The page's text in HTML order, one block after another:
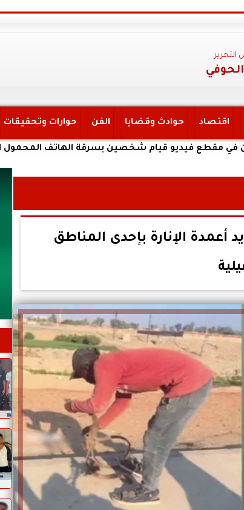
التحرير
اقتصاد حوادث وقضايا الفن حوارات وتحقيقات
فيديو قيام شخصين بسرقة الهاتف المحمول الخاص
الإنارة بإحدى المناطق